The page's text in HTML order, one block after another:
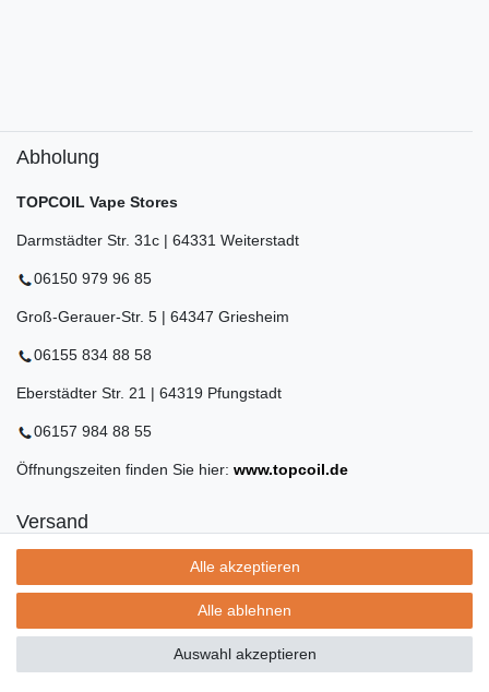
Abholung
TOPCOIL Vape Stores
Darmstädter Str. 31c | 64331 Weiterstadt
06150 979 96 85
Groß-Gerauer-Str. 5 | 64347 Griesheim
06155 834 88 58
Eberstädter Str. 21 | 64319 Pfungstadt
06157 984 88 55
Öffnungszeiten finden Sie hier: www.topcoil.de
Versand
Versandinformation
- kostenfrei ab 39€ Warenwert
- nur innerhalb Deutschlands
Alle akzeptieren
Alle ablehnen
Auswahl akzeptieren